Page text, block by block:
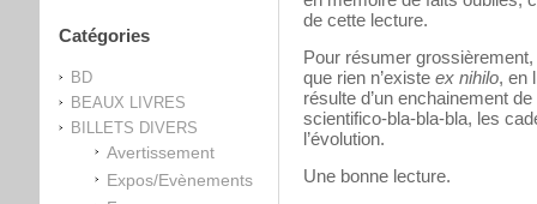
Catégories
BD
BEAUX LIVRES
BILLETS DIVERS
Avertissement
Expos/Evènements
de cette lecture.
Pour résumer grossièrement,
que rien n’existe ex nihilo, en
résulte d’un enchainement
scientifico-bla-bla-bla, les
l’évolution.
Une bonne lecture.